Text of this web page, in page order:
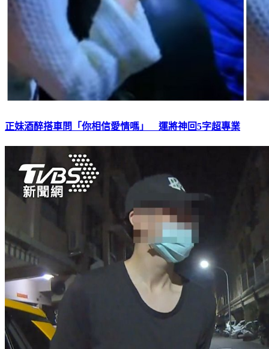
正妹酒醉搭車問「你相信愛情嗎」 運將神回5字超專業